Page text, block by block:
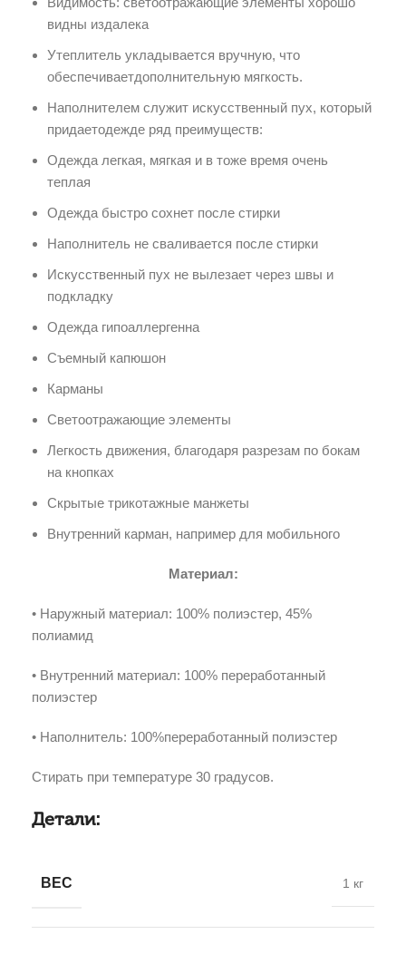
видны издалека
Утеплитель укладывается вручную, что
обеспечиваетдополнительную мягкость.
Наполнителем служит искусственный пух, который
придаетодежде ряд преимуществ:
Одежда легкая, мягкая и в тоже время очень
теплая
Одежда быстро сохнет после стирки
Наполнитель не сваливается после стирки
Искусственный пух не вылезает через швы и
подкладку
Одежда гипоаллергенна
Съемный капюшон
Карманы
Светоотражающие элементы
Легкость движения, благодаря разрезам по бокам
на кнопках
Скрытые трикотажные манжеты
Внутренний карман, например для мобильного
Материал:
• Наружный материал: 100% полиэстер, 45%
полиамид
• Внутренний материал: 100% переработанный
полиэстер
• Наполнитель: 100%переработанный полиэстер
Стирать при температуре 30 градусов.
Детали:
ВЕС 1 кг